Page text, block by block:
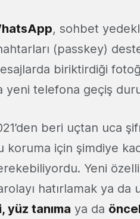
, sohbet
(passkey)
biriktirdiği
yeni telefona geçiş
beri uçtan uca
koruma için şimdiye
Yeni
hatırlamak ya da
yüz tanıma ya da